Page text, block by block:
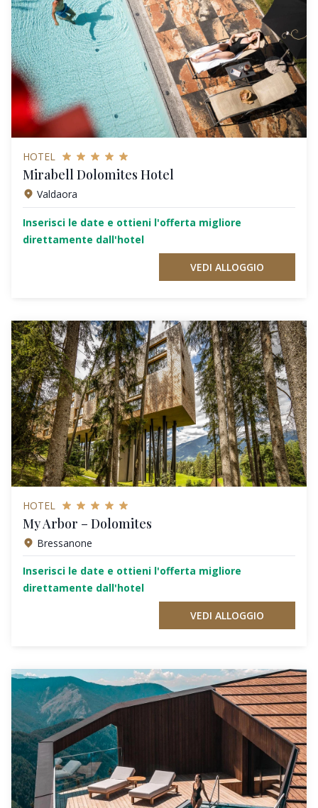
HOTEL
Mirabell Dolomites Hotel
Valdaora
Inserisci le date e ottieni l'offerta migliore
direttamente dall'hotel
VEDI ALLOGGIO
HOTEL
My Arbor – Dolomites
Bressanone
Inserisci le date e ottieni l'offerta migliore
direttamente dall'hotel
VEDI ALLOGGIO